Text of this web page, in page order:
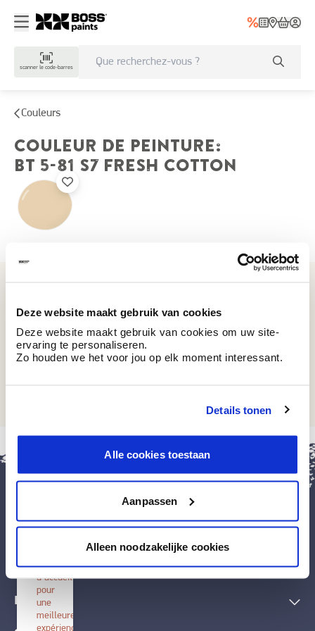
Deze website maakt gebruik van cookies
Deze website maakt gebruik van cookies om uw site-
ervaring te personaliseren.
Zo houden we het voor jou op elk moment interessant.
Details tonen
Alle cookies toestaan
Aanpassen
Alleen noodzakelijke cookies
scanner le code-barres
Couleurs
COULEUR DE PEINTURE:
BT 5-81 S7 FRESH COTTON
Techniques décoratives
Inspiration
BOSS
application
écran
d'accueil
pour
une
meilleure
expérience.
fermer